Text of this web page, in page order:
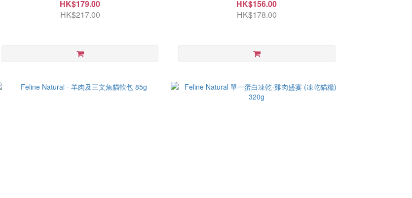
HK$179.00
HK$217.00
HK$156.00
HK$178.00